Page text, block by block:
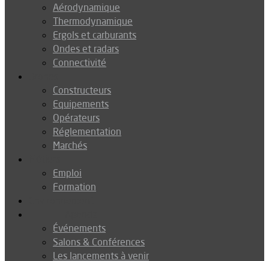
Aérodynamique
Thermodynamique
Ergols et carburants
Ondes et radars
Connectivité
Constructeurs
Equipements
Opérateurs
Réglementation
Marchés
Emploi
Formation
Événements
Salons & Conférences
Les lancements à venir